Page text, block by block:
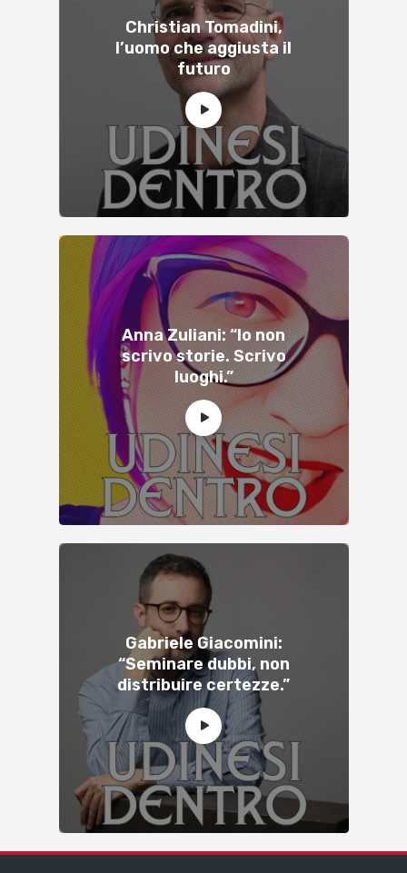
Christian Tomadini,
l’uomo che aggiusta il
futuro
Anna Zuliani: “Io non
scrivo storie. Scrivo
luoghi.”
Gabriele Giacomini:
“Seminare dubbi, non
distribuire certezze.”